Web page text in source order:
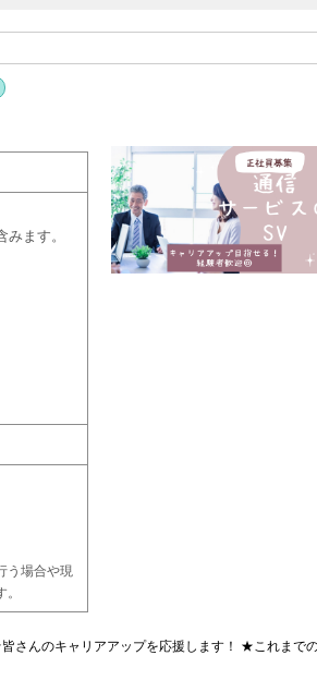
ます。
う場合や現
さんのキャリアアップを応援します！ ★これまで